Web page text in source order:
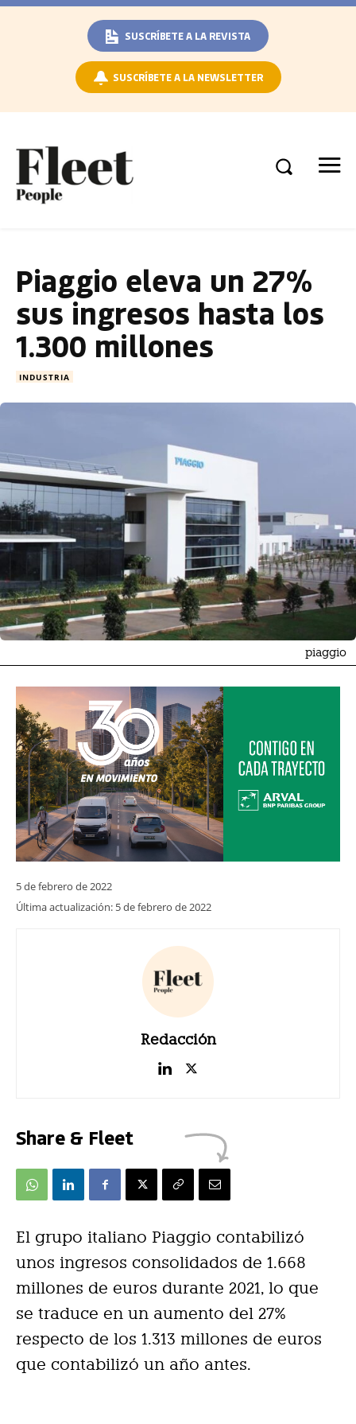
SUSCRÍBETE A LA REVISTA
SUSCRÍBETE A LA NEWSLETTER
Piaggio eleva un 27%
sus ingresos hasta los
1.300 millones
INDUSTRIA
piaggio
5 de febrero de 2022
Última actualización: 5 de febrero de 2022
Redacción
Share & Fleet
El grupo italiano Piaggio contabilizó
unos ingresos consolidados de 1.668
millones de euros durante 2021, lo que
se traduce en un aumento del 27%
respecto de los 1.313 millones de euros
que contabilizó un año antes.